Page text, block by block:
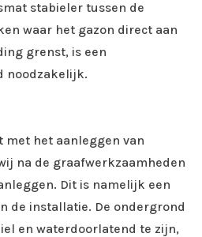
stabieler tussen de
waar het gazon direct aan
grenst, is een
noodzakelijk.
met het aanleggen van
na de graafwerkzaamheden
Dit is namelijk een
de installatie. De ondergrond
en waterdoorlatend te zijn,